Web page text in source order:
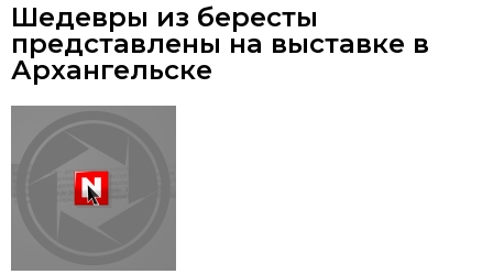
Шедевры из бересты
представлены на выставке в
Архангельске